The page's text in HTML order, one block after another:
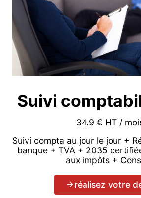
Suivi
34.9 € HT /
Suivi compta au jour le jour +
banque + TVA + 2035
aux impôts +
réalisez votre